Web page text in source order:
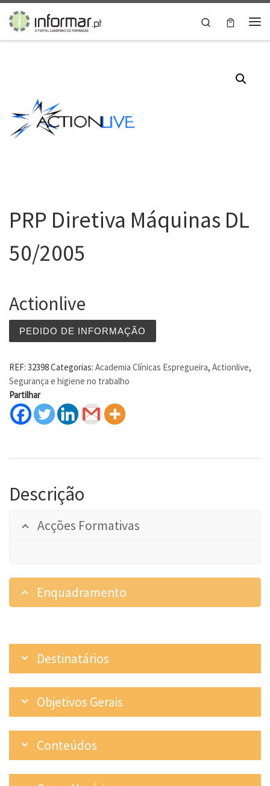
Skip to content
Search
PRP Diretiva Máquinas DL
50/2005
Actionlive
PEDIDO DE INFORMAÇÃO
REF: 32398Categorias: Academia Clínicas Espregueira, Actionlive,
Segurança e higiene no trabalho
Partilhar
Descrição
Acções Formativas
Enquadramento
Destinatários
Objetivos Gerais
Conteúdos